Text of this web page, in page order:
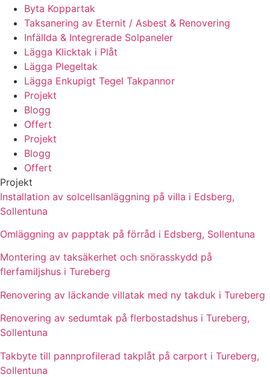
Byta Koppartak
Taksanering av Eternit / Asbest & Renovering
Infällda & Integrerade Solpaneler
Lägga Klicktak i Plåt
Lägga Plegeltak
Lägga Enkupigt Tegel Takpannor
Projekt
Blogg
Offert
Projekt
Blogg
Offert
Projekt
Installation av solcellsanläggning på villa i Edsberg,
Sollentuna
Omläggning av papptak på förråd i Edsberg, Sollentuna
Montering av taksäkerhet och snörasskydd på
flerfamiljshus i Tureberg
Renovering av läckande villatak med ny takduk i Tureberg
Renovering av sedumtak på flerbostadshus i Tureberg,
Sollentuna
Takbyte till pannprofilerad takplåt på carport i Tureberg,
Sollentuna